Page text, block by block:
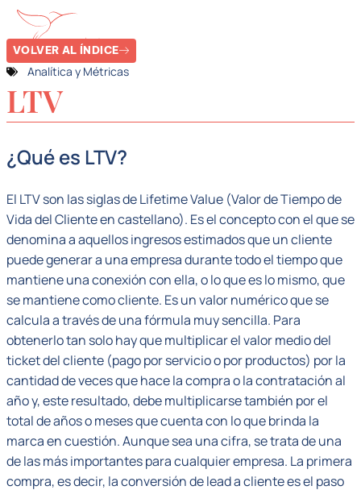
VOLVER AL ÍNDICE
Analítica y Métricas
LTV
¿Qué es LTV?
El LTV son las siglas de Lifetime Value (Valor de Tiempo de
Vida del Cliente en castellano). Es el concepto con el que se
denomina a aquellos ingresos estimados que un cliente
puede generar a una empresa durante todo el tiempo que
mantiene una conexión con ella, o lo que es lo mismo, que
se mantiene como cliente. Es un valor numérico que se
calcula a través de una fórmula muy sencilla. Para
obtenerlo tan solo hay que multiplicar el valor medio del
ticket del cliente (pago por servicio o por productos) por la
cantidad de veces que hace la compra o la contratación al
año y, este resultado, debe multiplicarse también por el
total de años o meses que cuenta con lo que brinda la
marca en cuestión. Aunque sea una cifra, se trata de una
de las más importantes para cualquier empresa. La primera
compra, es decir, la conversión de lead a cliente es el paso